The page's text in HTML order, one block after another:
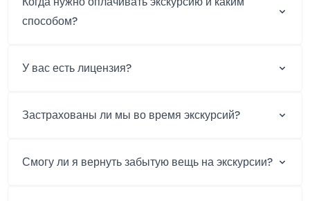
способом?
У вас есть лицензия?
Застрахованы ли мы во время экскурсий?
Смогу ли я вернуть забытую вещь на экскурсии?